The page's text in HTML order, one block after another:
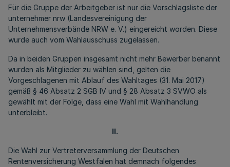
Für die Gruppe der Arbeitgeber ist nur die Vorschlagsliste der
unternehmer nrw (Landesvereinigung der
Unternehmensverbände NRW e. V.) eingereicht worden. Diese
wurde auch vom Wahlausschuss zugelassen.
Da in beiden Gruppen insgesamt nicht mehr Bewerber benannt
wurden als Mitglieder zu wählen sind, gelten die
Vorgeschlagenen mit Ablauf des Wahltages (31. Mai 2017)
gemäß § 46 Absatz 2 SGB IV und § 28 Absatz 3 SVWO als
gewählt mit der Folge, dass eine Wahl mit Wahlhandlung
unterbleibt.
II.
Die Wahl zur Vertreterversammlung der Deutschen
Rentenversicherung Westfalen hat demnach folgendes